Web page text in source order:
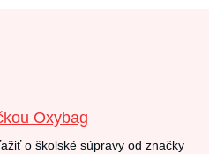
Oxybag
o školské súpravy od značky